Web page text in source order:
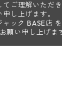
ご理解いただ
申し上げます。
ック BASE店
願い申し上げま